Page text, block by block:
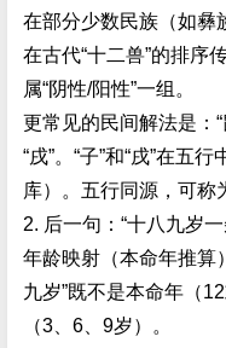
在部分少数民族（如彝
在古代“十二兽”的排序
属“阴性/阳性”一组。
更常见的民间解法是：“
“戌”。“子”和“戌”在五
库）。五行同源，可称
2. 后一句：“十八九岁一
年龄映射（本命年推算
九岁”既不是本命年（
（3、6、9岁）。